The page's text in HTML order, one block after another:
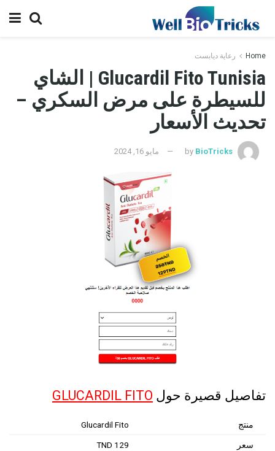
Home رعاية ديابست
Glucardil Fito Tunisia | الشاي
للسيطرة على مرض السكري –
تحديث الأسعار
by BioTricks مايو 16, 2024
تفاصيل قصيرة حول GLUCARDIL FITO
منتج Glucardil Fito
سعر 129 TND